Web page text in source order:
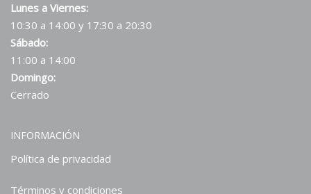
Lunes a Viernes:
10:30 a 14:00 y 17:30 a 20:30
Sábado:
11:00 a 14:00
Domingo:
Cerrado
INFORMACIÓN
Política de privacidad
Términos y condiciones